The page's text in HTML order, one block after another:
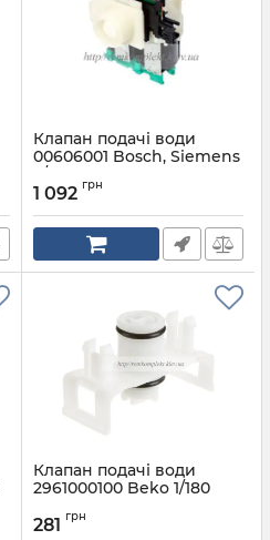
Клапан подачі води
00606001 Bosch, Siemens
2/180
Артикул:
1 092 грн
Клапан подачі води
2961000100 Beko 1/180
Артикул:
281 грн